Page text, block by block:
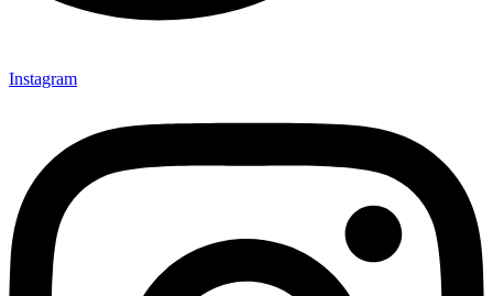
Instagram